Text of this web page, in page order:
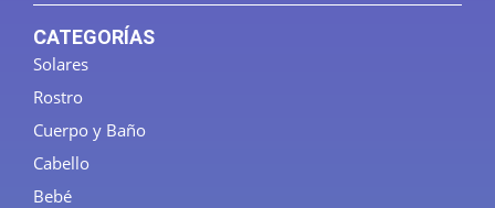
CATEGORÍAS
Solares
Rostro
Cuerpo y Baño
Cabello
Bebé